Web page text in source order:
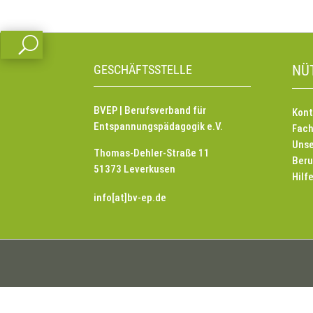
GESCHÄFTSSTELLE
BVEP | Berufsverband für
Entspannungspädagogik e.V.
Thomas-Dehler-Straße 11
51373 Leverkusen
info[at]bv-ep.de
U